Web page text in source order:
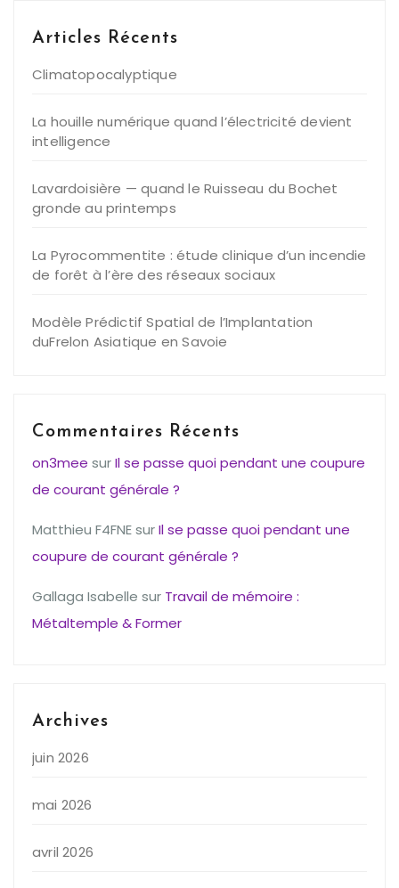
Articles Récents
Climatopocalyptique
La houille numérique quand l’électricité devient
intelligence
Lavardoisière — quand le Ruisseau du Bochet
gronde au printemps
La Pyrocommentite : étude clinique d’un incendie
de forêt à l’ère des réseaux sociaux
Modèle Prédictif Spatial de l’Implantation
duFrelon Asiatique en Savoie
Commentaires Récents
on3mee surIl se passe quoi pendant une coupure
de courant générale ?
Matthieu F4FNEsurIl se passe quoi pendant une
coupure de courant générale ?
Gallaga Isabelle sur Travail de mémoire :
Métaltemple & Former
Archives
juin 2026
mai 2026
avril 2026